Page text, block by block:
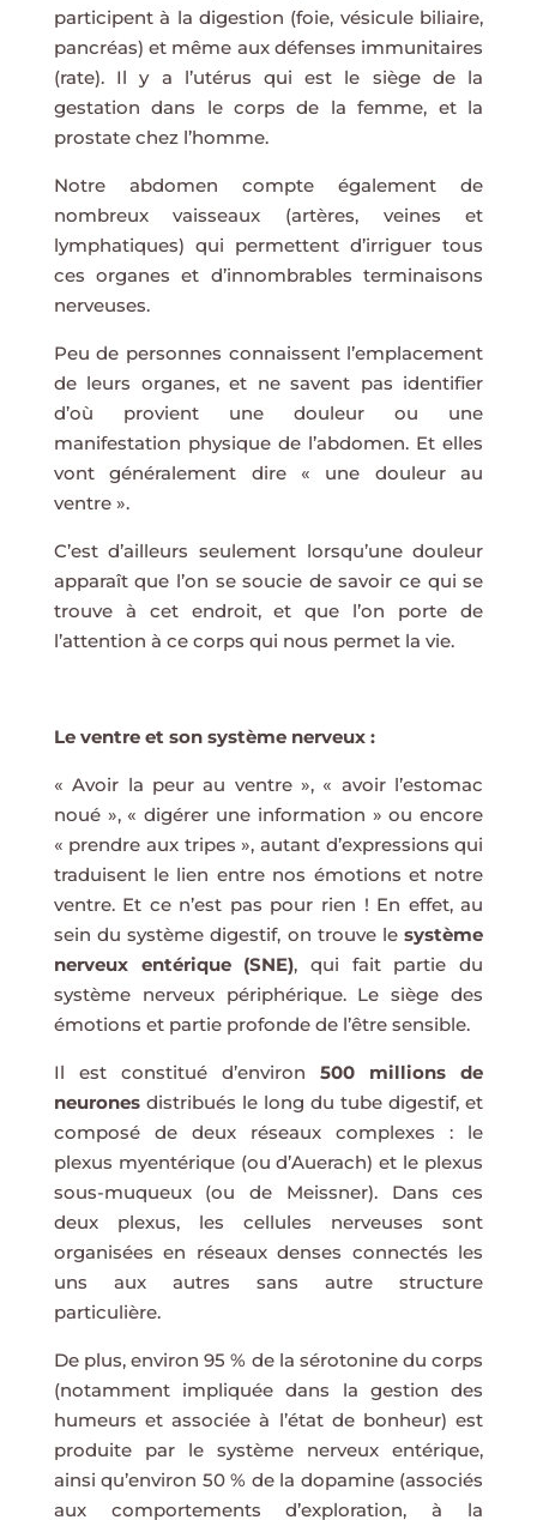
participent à la digestion (foie, vésicule biliaire,
pancréas) et même aux défenses immunitaires
(rate). Il y a l’utérus qui est le siège de la
gestation dans le corps de la femme, et la
prostate chez l’homme.
Notre abdomen compte également de
nombreux vaisseaux (artères, veines et
lymphatiques) qui permettent d’irriguer tous
ces organes et d’innombrables terminaisons
nerveuses.
Peu de personnes connaissent l’emplacement
de leurs organes, et ne savent pas identifier
d’où provient une douleur ou une
manifestation physique de l’abdomen. Et elles
vont généralement dire « une douleur au
ventre ».
C’est d’ailleurs seulement lorsqu’une douleur
apparaît que l’on se soucie de savoir ce qui se
trouve à cet endroit, et que l’on porte de
l’attention à ce corps qui nous permet la vie.
Le ventre et son système nerveux :
« Avoir la peur au ventre », « avoir l’estomac
noué », « digérer une information » ou encore
« prendre aux tripes », autant d’expressions qui
traduisent le lien entre nos émotions et notre
ventre. Et ce n’est pas pour rien ! En effet, au
sein du système digestif, on trouve lesystème
nerveux entérique (SNE), qui fait partie du
système nerveux périphérique. Le siège des
émotions et partie profonde de l’être sensible.
Il est constitué d’environ500 millions de
neuronesdistribués le long du tube digestif, et
composé de deux réseaux complexes : le
plexus myentérique (ou d’Auerach) et le plexus
sous-muqueux (ou de Meissner). Dans ces
deux plexus, les cellules nerveuses sont
organisées en réseaux denses connectés les
uns aux autres sans autre structure
particulière.
De plus, environ 95 % de la sérotonine du corps
(notamment impliquée dans la gestion des
humeurs et associée à l’état de bonheur) est
produite par le système nerveux entérique,
ainsi qu’environ 50 % de la dopamine (associés
aux comportements d’exploration, à la